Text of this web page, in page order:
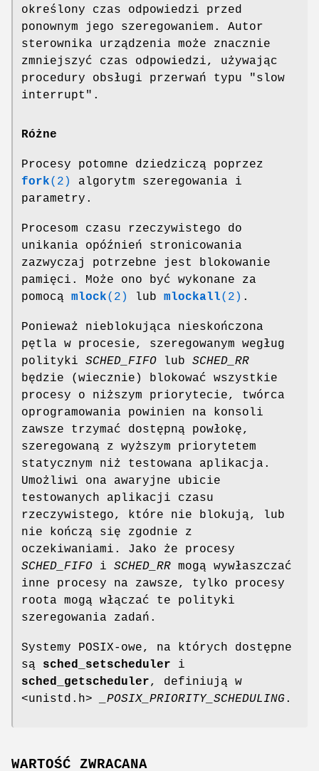
określony czas odpowiedzi przed
ponownym jego szeregowaniem. Autor
sterownika urządzenia może znacznie
zmniejszyć czas odpowiedzi, używając
procedury obsługi przerwań typu "slow
interrupt".
Różne
Procesy potomne dziedziczą poprzez
fork(2)
algorytm szeregowania i
parametry.
Procesom czasu rzeczywistego do
unikania opóźnień stronicowania
zazwyczaj potrzebne jest blokowanie
pamięci. Może ono być wykonane za
pomocą mlock(2) lub mlockall(2) .
Ponieważ nieblokująca nieskończona
pętla w procesie, szeregowanym wegług
polityki SCHED_FIFO lub SCHED_RR
będzie (wiecznie) blokować wszystkie
procesy o niższym priorytecie, twórca
oprogramowania powinien na konsoli
zawsze trzymać dostępną powłokę,
szeregowaną z wyższym priorytetem
statycznym niż testowana aplikacja.
Umożliwi ona awaryjne ubicie
testowanych aplikacji czasu
rzeczywistego, które nie blokują, lub
nie kończą się zgodnie z
oczekiwaniami. Jako że procesy
SCHED_FIFO i SCHED_RR mogą wywłaszczać
inne procesy na zawsze, tylko procesy
roota mogą włączać te polityki
szeregowania zadań.
Systemy POSIX-owe, na których dostępne
są sched_setscheduler i
sched_getscheduler, definiują w
<unistd.h>
_POSIX_PRIORITY_SCHEDULING.
WARTOŚĆ ZWRACANA